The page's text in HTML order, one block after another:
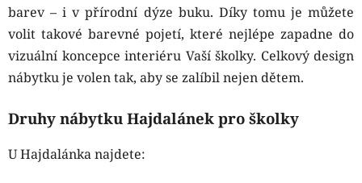
barev – i v přírodní dýze buku. Díky tomu je můžete
volit takové barevné pojetí, které nejlépe zapadne do
vizuální koncepce interiéru Vaší školky. Celkový design
nábytku je volen tak, aby se zalíbil nejen dětem.
Druhy nábytku Hajdalánek pro školky
U Hajdalánka najdete: